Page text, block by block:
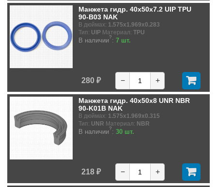
Манжета гидр. 40x50x7.2 UIP TPU
90-B03 NAK
В дюймах: 1.575x1.969x0.283
Тип: UIP Материал: TPU
В наличии?: 7 шт.
280 ₽ − +
Манжета гидр. 40x50x8 UNR NBR
90-K01B NAK
В дюймах: 1.575x1.969x0.315
Тип: UNR Материал: NBR
В наличии?: 30 шт.
218 ₽ − +